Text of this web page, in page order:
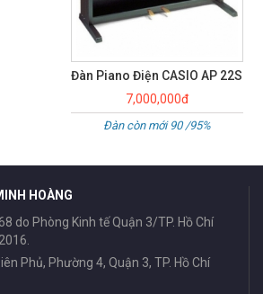
HOÀNG
do Phòng Kinh tế Quận 3/TP. Hồ Chí
Phủ, Phường 4, Quận 3, TP. Hồ Chí